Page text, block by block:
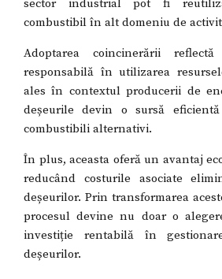
sector industrial pot fi
combustibil în alt domeniu de
Adoptarea coincinerării
responsabilă în utilizarea
ales în contextul producerii de
deșeurile devin o sursă
combustibili alternativi.
În plus, aceasta oferă un avantaj
reducând costurile asociate
deșeurilor. Prin transformarea
procesul devine nu doar o
investiție rentabilă în
deșeurilor.